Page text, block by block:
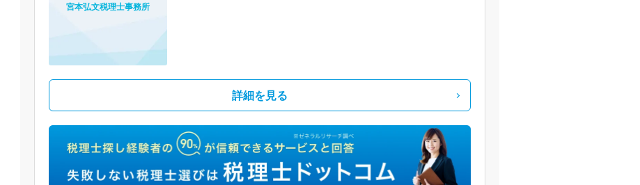
宮本弘文税理士事務所
詳細を見る